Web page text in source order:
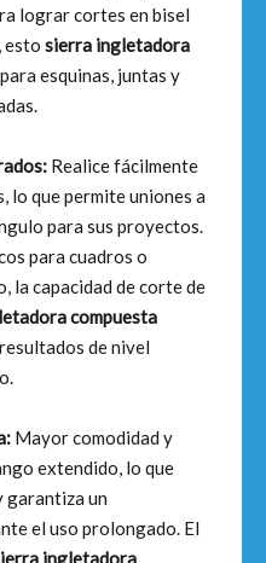
lograr cortes en bisel
esto sierra ingletadora
esquinas, juntas y
Realice fácilmente
lo que permite uniones a
para sus proyectos.
para cuadros o
la capacidad de corte de
compuesta
de nivel
Mayor comodidad y
extendido, lo que
garantiza un
el uso prolongado. El
ingletadora